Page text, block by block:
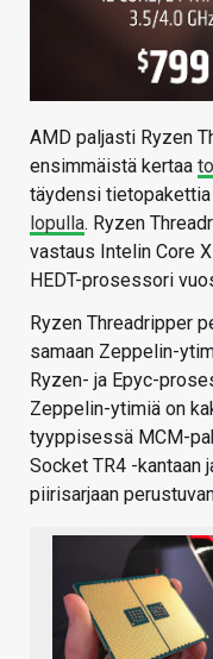
AMD paljasti Ryzen
ensimmäistä kertaa
täydensi
lopulla. Ryzen
vastaus Intelin Core
HEDT-prosessori
Ryzen Threadripper
samaan Zeppelin-
Ryzen- ja Epyc-
Zeppelin-ytimiä on
tyyppisessä MCM-
Socket TR4 -kantaan
piirisarjaan